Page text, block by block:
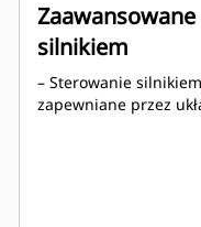
silnikiem
– Sterowanie
zapewniane przez